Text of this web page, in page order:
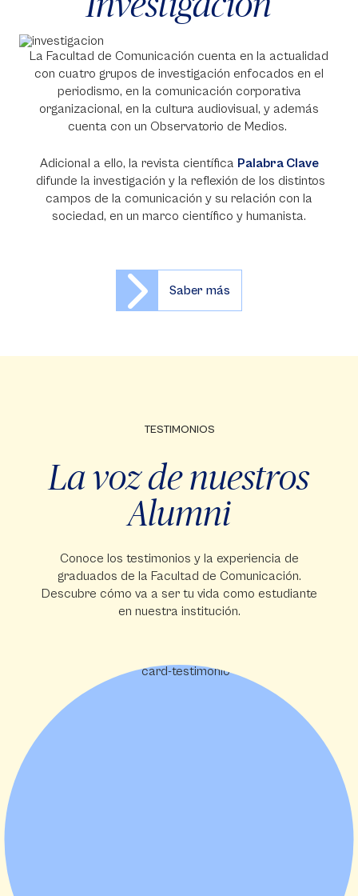
La Facultad de Comunicación cuenta en la actualidad
con cuatro grupos de investigación enfocados en el
periodismo, en la comunicación corporativa
organizacional, en la cultura audiovisual, y además
cuenta con un Observatorio de Medios.
Adicional a ello, la revista científica Palabra Clave
difunde la investigación y la reflexión de los distintos
campos de la comunicación y su relación con la
sociedad, en un marco científico y humanista.
Saber más
TESTIMONIOS
La voz de nuestros
Alumni
Conoce los testimonios y la experiencia de
graduados de la Facultad de Comunicación.
Descubre cómo va a ser tu vida como estudiante
en nuestra institución.